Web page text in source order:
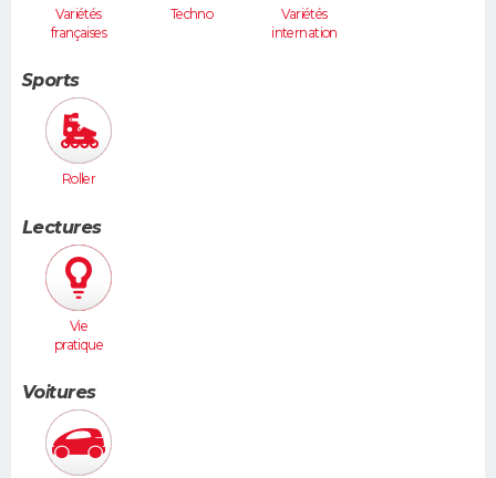
Variétés
françaises
Techno
Variétés
internation
Sports
Roller
Lectures
Vie
pratique
Voitures